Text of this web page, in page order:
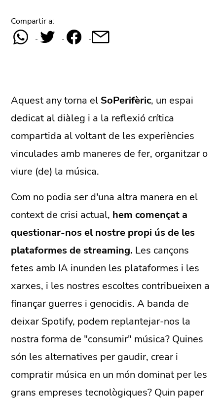
Compartir a:
Aquest any torna el SoPerifèric, un espai
dedicat al diàleg i a la reflexió crítica
compartida al voltant de les experiències
vinculades amb maneres de fer, organitzar o
viure (de) la música.
Com no podia ser d'una altra manera en el
context de crisi actual, hem començat a
questionar-nos el nostre propi ús de les
plataformes de streaming. Les cançons
fetes amb IA inunden les plataformes i les
xarxes, i les nostres escoltes contribueixen a
finançar guerres i genocidis. A banda de
deixar Spotify, podem replantejar-nos la
nostra forma de "consumir" música? Quines
són les alternatives per gaudir, crear i
compratir música en un món dominat per les
grans empreses tecnològiques? Quin paper